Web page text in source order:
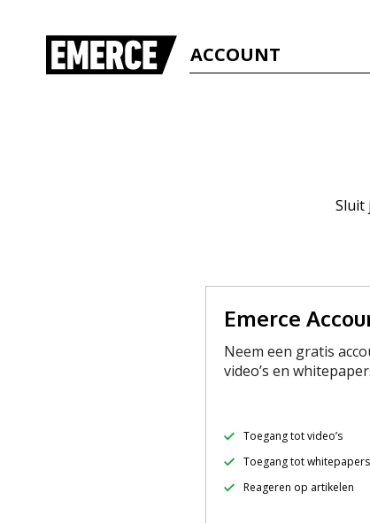
ACCOUNT
Sluit
Emerce
Neem een gratis
video’s en
Toegang tot video’s
Toegang tot whitepapers
Reageren op artikelen